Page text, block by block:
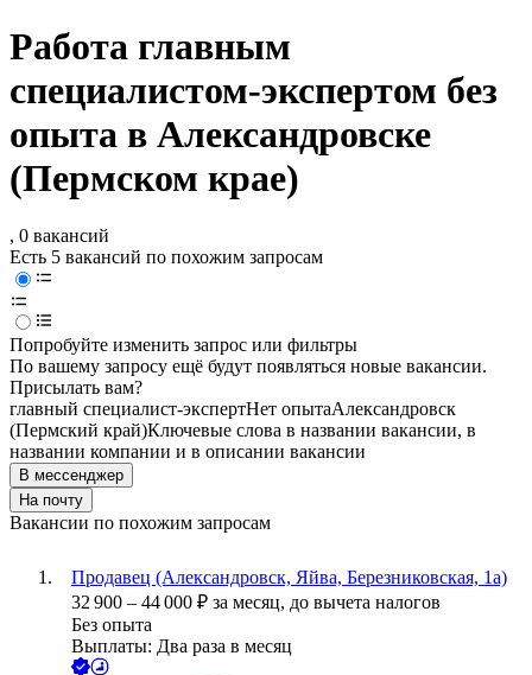
Работа главным
специалистом-экспертом без
опыта в Александровске
(Пермском крае)
, 0 вакансий
Есть 5 вакансий по похожим запросам
Попробуйте изменить запрос или фильтры
По вашему запросу ещё будут появляться новые вакансии.
Присылать вам?
главный специалист-экспертНет опытаАлександровск
(Пермский край)Ключевые слова в названии вакансии, в
названии компании и в описании вакансии
В мессенджер
На почту
Вакансии по похожим запросам
Продавец (Александровск, Яйва, Березниковская, 1а)
32 900 – 44 000 ₽ за месяц, до вычета налогов
Без опыта
Выплаты: Два раза в месяц